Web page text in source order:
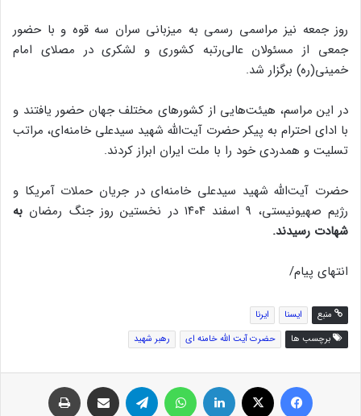
روز جمعه نیز مراسمی رسمی به میزبانی سران سه قوه و با حضور
جمعی از مسئولان عالی‌رتبه کشوری و لشکری در مصلای امام
خمینی(ره) برگزار شد.
در این مراسم، هیئت‌هایی از کشورهای مختلف جهان حضور یافتند و
با ادای احترام به پیکر حضرت آیت‌الله شهید سیدعلی خامنه‌ای، مراتب
تسلیت و همدردی خود را با ملت ایران ابراز کردند.
حضرت آیت‌الله شهید سیدعلی خامنه‌ای در جریان حملات آمریکا و
رژیم صهیونیستی، ۹ اسفند ۱۴۰۴ در نخستین روز جنگ رمضان
به
شهادت رسیدند.
انتهای پیام/
منبع ایسنا
ایرنا
برچسب ها
حضرت آیت الله خامنه ای رهبر شهید
فیس بوک لینکدین تلگرام اشتراک گذاری از طریق ایمیل